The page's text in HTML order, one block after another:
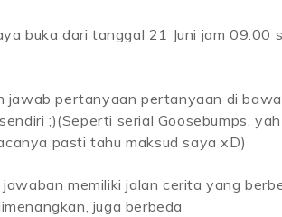
buka dari tanggal 21 Juni jam 09.00
jawab pertanyaan pertanyaan di
;)(Seperti serial Goosebumps,
pasti tahu maksud saya xD)
memiliki jalan cerita yang
juga berbeda